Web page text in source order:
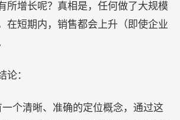
所增长呢？真相是，任何做了大规模
在短期内，销售都会上升（即使企业
论：
个清晰、准确的定位概念，通过这